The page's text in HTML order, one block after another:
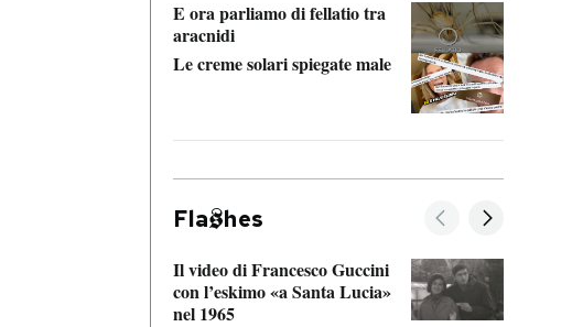
E ora parliamo di fellatio tra
aracnidi
Le creme solari spiegate male
Fla hes
Il video di Francesco Guccini
con l’eskimo «a Santa Lucia»
nel 1965